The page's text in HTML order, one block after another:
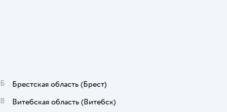
Б Брестская область (Брест)
В
Витебская область (Витебск)